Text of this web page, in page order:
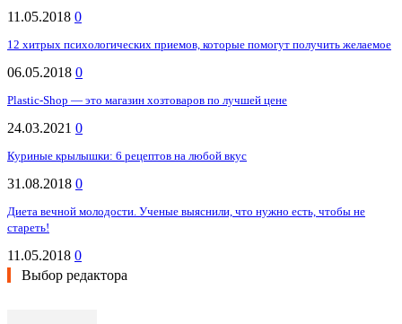
11.05.2018 0
12 хитрых психологических приемов, которые помогут получить желаемое
06.05.2018 0
Plastic-Shop — это магазин хозтоваров по лучшей цене
24.03.2021 0
Куриные крылышки: 6 рецептов на любой вкус
31.08.2018 0
Диета вечной молодости. Ученые выяснили, что нужно есть, чтобы не
стареть!
11.05.2018 0
Выбор редактора